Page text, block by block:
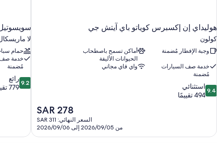
هوليداي إن إكسبرس كوياتو باي آيتش جي
كولون
وجبة الإفطار مُضمنة
أماكن تسمح باصطحاب
الحيوانات الأليفة
خدمة صف السيارات
مُضمنة
واي فاي مجاني
9.4
من
تقييمًا
9.4 استثنائي
494 تقييمًا
السعر
الحالي
هو
SAR 278
السعر النهائي: SAR 311
من 2026/09/05 إلى 2026/09/06
لا
حمام
خدمة صف
مُضمنة
9.2
من
9.2 رائع
779 تقييمًا